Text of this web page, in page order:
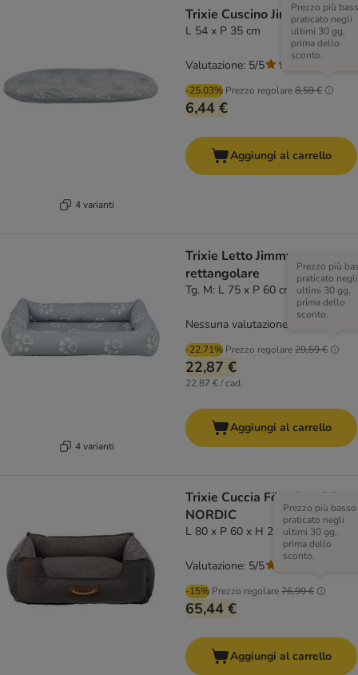
4 varianti
Trixie Cuscino Jimmy Soft
L 54 x P 35 cm
-25.03% Prezzo regolare8,59 €
Prezzo più
praticato negli
ultimi 30 gg,
prima dello
sconto.
6,44 €
Valutazione: 5/5
Aggiungi al carrello
4 varianti
Trixie Letto Jimmy,
rettangolare
Tg. M: L 75 x P 60 cm
-22.71% Prezzo regolare29,59 €
Prezzo più
praticato negli
ultimi 30 gg,
prima dello
sconto.
22,87 €
22,87 € / cad.
Nessuna valutazione
Aggiungi al carrello
Trixie Cuccia Föhr Soft BE
NORDIC
L 80 x P 60 x H 20 cm
-15% Prezzo regolare76,99 €
Prezzo più basso
praticato negli
ultimi 30 gg,
prima dello
sconto.
65,44 €
Valutazione: 5/5
Aggiungi al carrello